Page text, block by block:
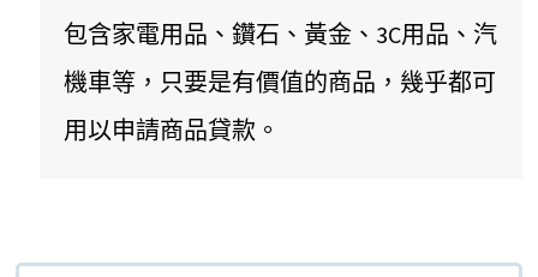
包含家電用品、鑽石、黃金、3C用品、汽
機車等，只要是有價值的商品，幾乎都可
用以申請商品貸款。